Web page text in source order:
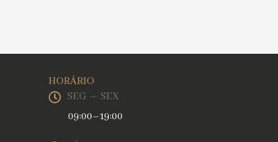
HORÁRIO
SEG — SEX
09:00–19:00